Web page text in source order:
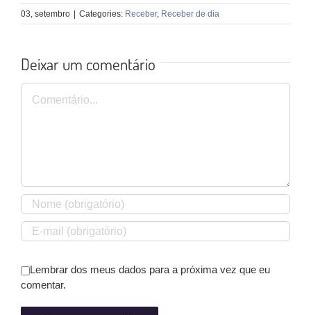
03, setembro Categories: Receber, Receber de dia
Deixar um comentário
Comentário
Lembrar dos meus dados para a próxima vez que eu
comentar.